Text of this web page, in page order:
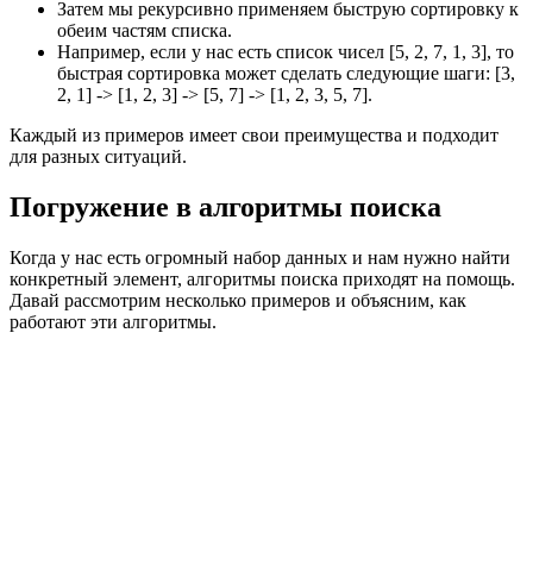
Затем мы рекурсивно применяем быструю сортировку к
обеим частям списка.
Например, если у нас есть список чисел [5, 2, 7, 1, 3], то
быстрая сортировка может сделать следующие шаги: [3,
2, 1] -> [1, 2, 3] -> [5, 7] -> [1, 2, 3, 5, 7].
Каждый из примеров имеет свои преимущества и подходит
для разных ситуаций.
Погружение в алгоритмы поиска
Когда у нас есть огромный набор данных и нам нужно найти
конкретный элемент, алгоритмы поиска приходят на помощь.
Давай рассмотрим несколько примеров и объясним, как
работают эти алгоритмы.